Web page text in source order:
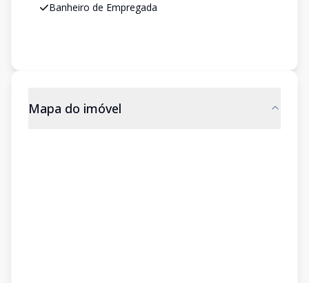
Banheiro de Empregada
Mapa do imóvel